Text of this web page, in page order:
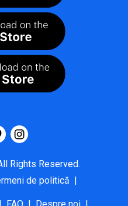
Rights Reserved.
de politică |